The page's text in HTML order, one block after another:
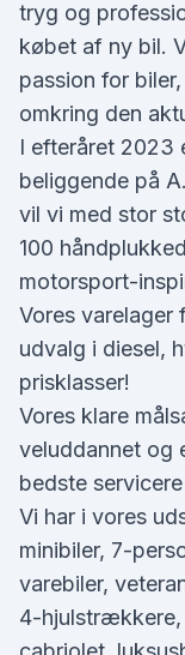
tryg og
købet af ny bil.
passion for
omkring den
I efteråret 2023
beliggende på
vil vi med stor
100
motorsport-
Vores varelager
udvalg i diesel,
prisklasser!
Vores klare
veluddannet og
bedste
Vi har i vores
minibiler, 7-
varebiler,
4-